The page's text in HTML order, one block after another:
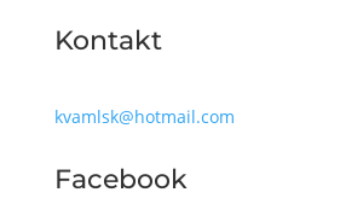
Kontakt
kvamlsk@hotmail.com
Facebook